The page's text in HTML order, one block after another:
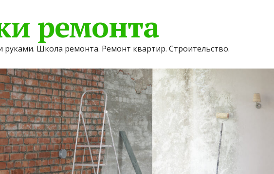
ремонта
руками. Школа ремонта. Ремонт квартир. Строительство.